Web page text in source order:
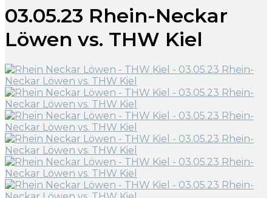
03.05.23 Rhein-Neckar
Löwen vs. THW Kiel